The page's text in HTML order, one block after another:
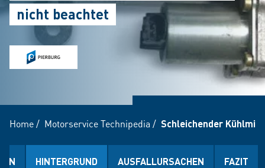
nicht beachtet
Home/ Motorservice Technipedia / Schleichender
HINTERGRUND AUSFALLURSACHEN FAZIT